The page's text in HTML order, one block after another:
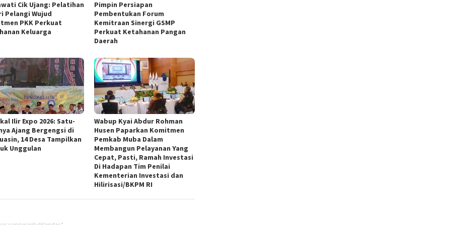
Cik Ujang: Pelatihan
Pelangi Wujud
PKK Perkuat
Keluarga
Pimpin Persiapan
Pembentukan Forum
Kemitraan Sinergi GSMP
Perkuat Ketahanan Pangan
Daerah
Ilir Expo 2026: Satu-
Ajang Bergengsi di
14 Desa Tampilkan
Unggulan
Wabup Kyai Abdur Rohman
Husen Paparkan Komitmen
Pemkab Muba Dalam
Membangun Pelayanan Yang
Cepat, Pasti, Ramah Investasi
Di Hadapan Tim Penilai
Kementerian Investasi dan
Hilirisasi/BKPM RI